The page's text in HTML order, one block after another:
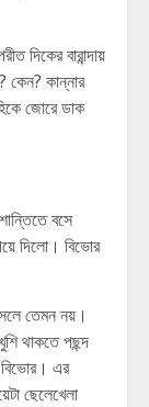
দিকের বারান্দায়
কেন? কান্নার
জোরে ডাক
বসে
দিলো। বিভোর
তেমন নয়।
থাকতে পছন্দ
বিভোর। এর
ছেলেখেলা